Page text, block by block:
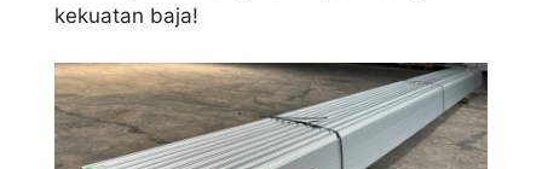
kekuatan baja!